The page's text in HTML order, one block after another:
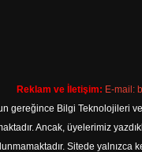
Reklam ve İletişim: E-mail:
gereğince Bilgi Teknolojileri
Ancak, üyelerimiz
Sitede